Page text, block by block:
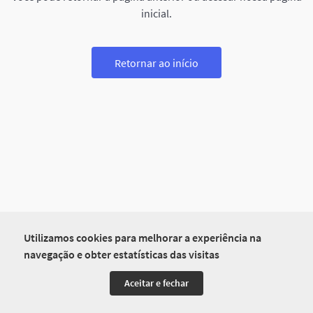
Utilizamos cookies para melhorar a experiência na
navegação e obter estatísticas das visitas
Aceitar e fechar
inicial.
Retornar ao início